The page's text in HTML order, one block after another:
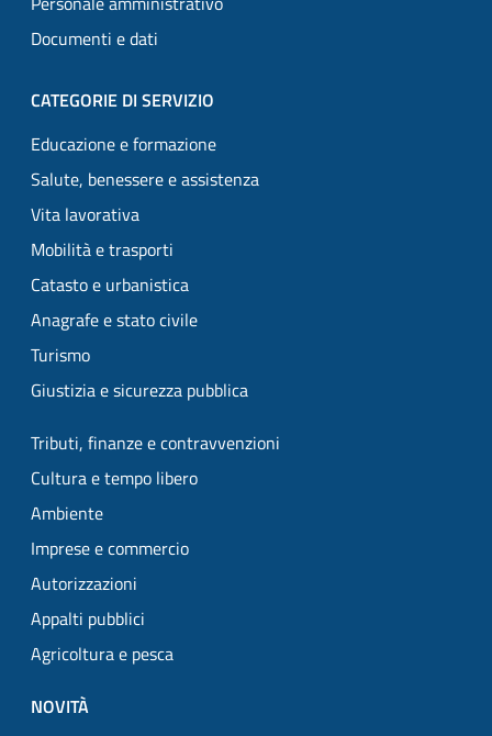
Documenti e dati
CATEGORIE DI SERVIZIO
Educazione e formazione
Salute, benessere e assistenza
Vita lavorativa
Mobilità e trasporti
Catasto e urbanistica
Anagrafe e stato civile
Turismo
Giustizia e sicurezza pubblica
Tributi, finanze e contravvenzioni
Cultura e tempo libero
Ambiente
Imprese e commercio
Autorizzazioni
Appalti pubblici
Agricoltura e pesca
NOVITÀ